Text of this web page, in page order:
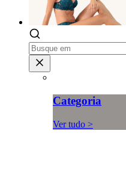
Categoria
Ver tudo >